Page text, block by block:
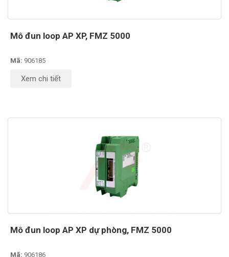
Mô đun loop AP XP, FMZ 5000
Mã: 906185
Xem chi tiết
Mô đun loop AP XP dự phòng, FMZ 5000
Mã: 906186